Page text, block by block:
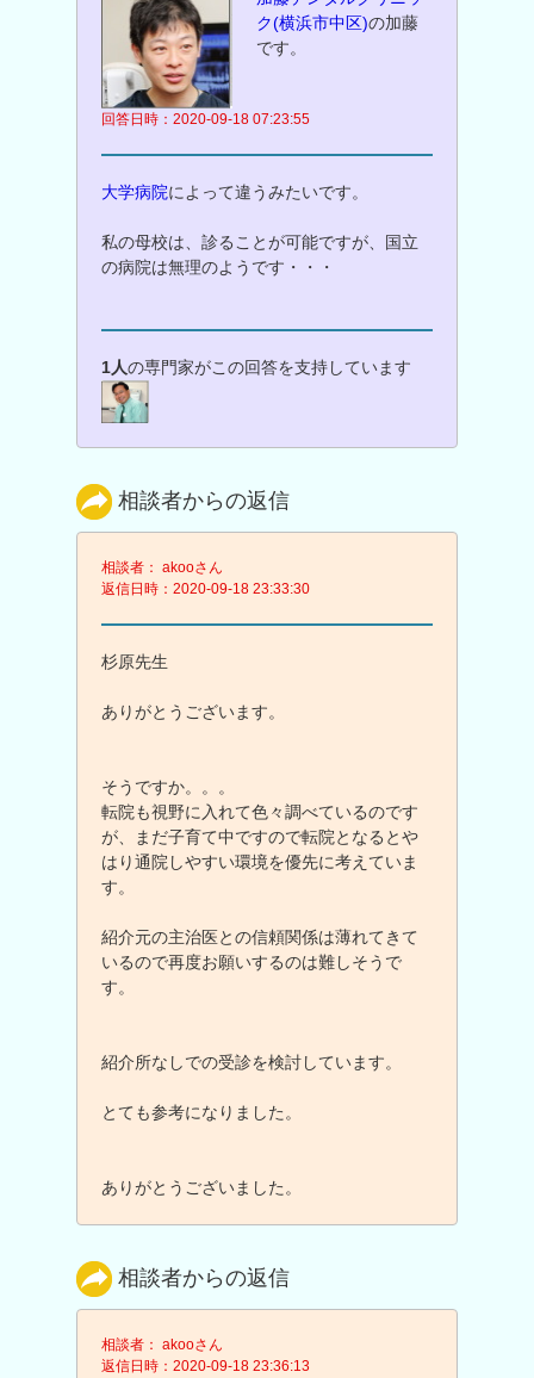
ク(横浜市中区)の加藤
です。
回答日時：2020-09-18 07:23:55
大学病院によって違うみたいです。
私の母校は、診ることが可能ですが、国立
の病院は無理のようです・・・
1人の専門家がこの回答を支持しています
相談者からの返信
相談者： akooさん
返信日時：2020-09-18 23:33:30
杉原先生
ありがとうございます。
そうですか。。。
転院も視野に入れて色々調べているのです
が、まだ子育て中ですので転院となるとや
はり通院しやすい環境を優先に考えていま
す。
紹介元の主治医との信頼関係は薄れてきて
いるので再度お願いするのは難しそうで
す。
紹介所なしでの受診を検討しています。
とても参考になりました。
ありがとうございました。
相談者からの返信
相談者： akooさん
返信日時：2020-09-18 23:36:13